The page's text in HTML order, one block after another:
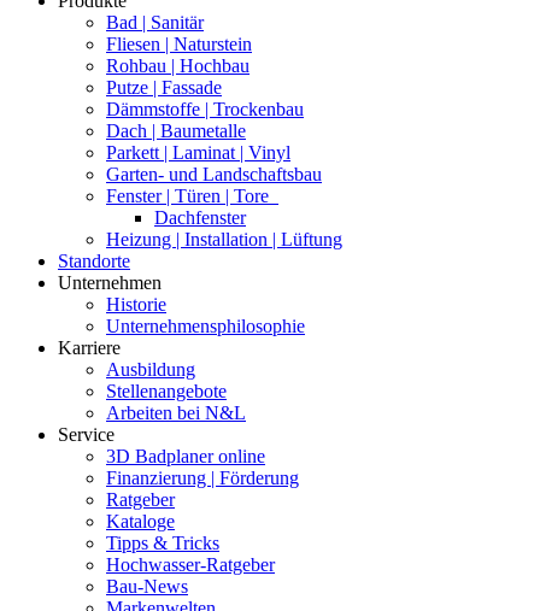
Bad | Sanitär
Fliesen | Naturstein
Rohbau | Hochbau
Putze | Fassade
Dämmstoffe | Trockenbau
Dach | Baumetalle
Parkett | Laminat | Vinyl
Garten- und Landschaftsbau
Fenster | Türen | Tore
Dachfenster
Heizung | Installation | Lüftung
Standorte
Unternehmen
Historie
Unternehmensphilosophie
Karriere
Ausbildung
Stellenangebote
Arbeiten bei N&L
Service
3D Badplaner online
Finanzierung | Förderung
Ratgeber
Kataloge
Tipps & Tricks
Hochwasser-Ratgeber
Bau-News